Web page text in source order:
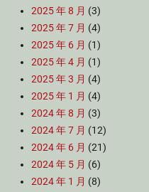
2025 年 8 月 (3)
2025 年 7 月 (4)
2025 年 6 月 (1)
2025 年 4 月 (1)
2025 年 3 月 (4)
2025 年 1 月 (4)
2024 年 8 月 (3)
2024 年 7 月 (12)
2024 年 6 月 (21)
2024 年 5 月 (6)
2024 年 1 月 (8)